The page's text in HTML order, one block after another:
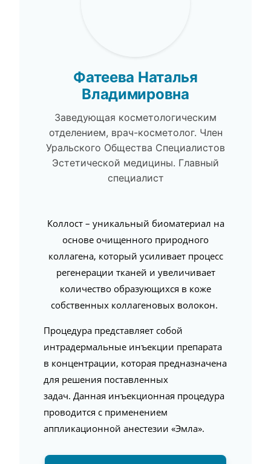
Фатеева Наталья
Владимировна
Заведующая косметологическим
отделением, врач-косметолог. Член
Уральского Общества Специалистов
Эстетической медицины. Главный
специалист
Коллост – уникальный биоматериал на
основе очищенного природного
коллагена, который усиливает процесс
регенерации тканей и увеличивает
количество образующихся в коже
собственных коллагеновых волокон.
Процедура представляет собой
интрадермальные инъекции препарата
в концентрации, которая предназначена
для решения поставленных
задач. Данная инъекционная процедура
проводится с применением
аппликационной анестезии «Эмла».